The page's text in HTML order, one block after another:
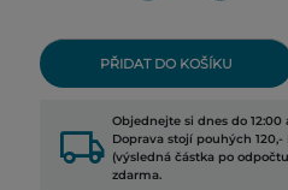
PŘIDAT DO KOŠÍKU
local_shipping Objednejte si dnes do
Doprava stojí pouhých
(výsledná částka po
zdarma.